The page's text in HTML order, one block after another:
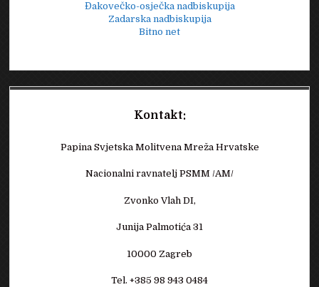
Đakovečko-osječka nadbiskupija
Zadarska nadbiskupija
Bitno net
Kontakt:
Papina Svjetska Molitvena Mreža Hrvatske
Nacionalni ravnatelj PSMM /AM/
Zvonko Vlah DI,
Junija Palmotića 31
10000 Zagreb
Tel. +385 98 943 0484